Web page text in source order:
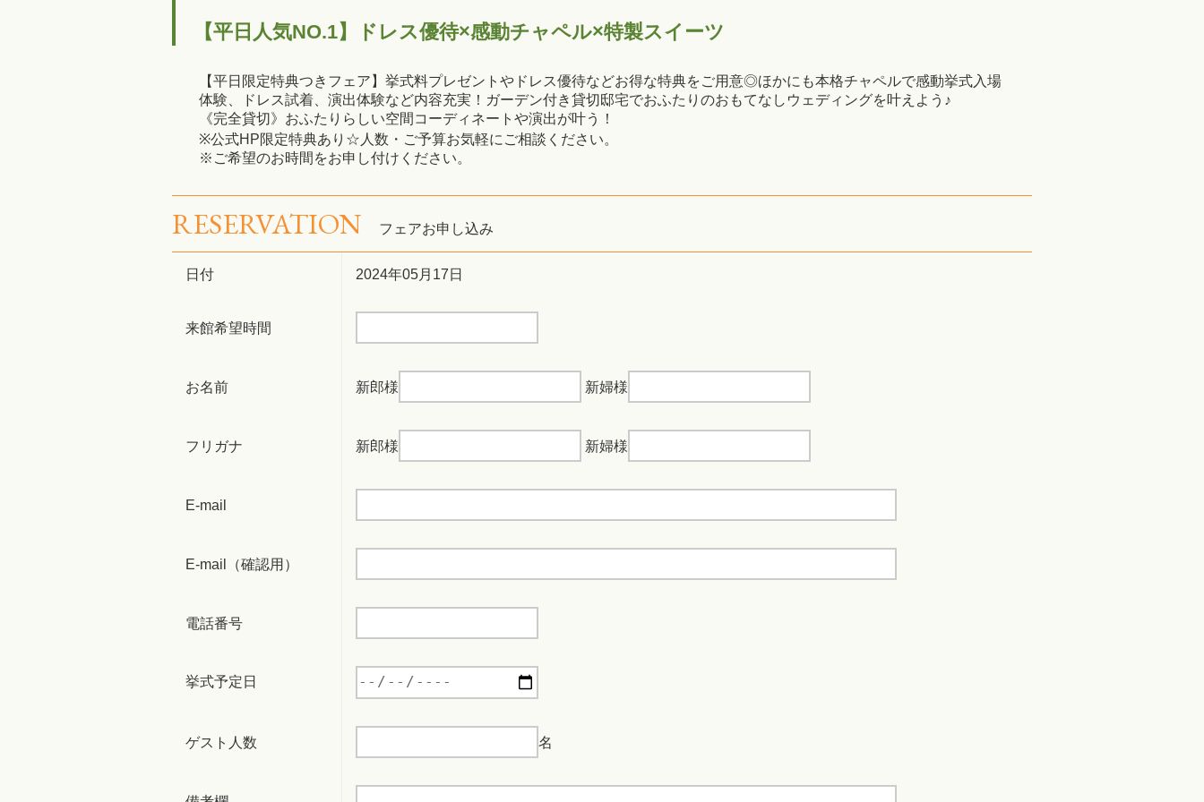
【平日人気NO.1】ドレス優待×感動チャペル×特製スイーツ
【平日限定特典つきフェア】挙式料プレゼントやドレス優待などお得な特典をご用意◎ほかにも本格チャペルで感動挙式入場
体験、ドレス試着、演出体験など内容充実！ガーデン付き貸切邸宅でおふたりのおもてなしウェディングを叶えよう♪
《完全貸切》おふたりらしい空間コーディネートや演出が叶う！
※公式HP限定特典あり☆人数・ご予算お気軽にご相談ください。
※ご希望のお時間をお申し付けください。
RESERVATION フェアお申し込み
日付 2024年05月17日
来館希望時間
お名前 新郎様 新婦様
フリガナ 新郎様 新婦様
E-mail
E-mail（確認用）
電話番号
挙式予定日
ゲスト人数 名